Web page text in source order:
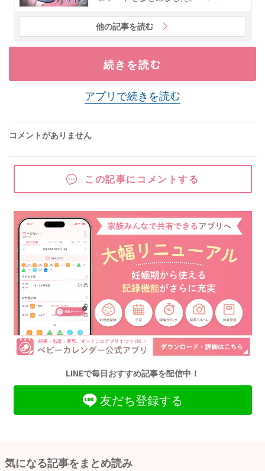
他の記事を読む
続きを読む
アプリで続きを読む
コメントがありません
この記事にコメントする
LINEで毎日おすすめ記事を配信中！
友だち登録する
気になる記事をまとめ読み